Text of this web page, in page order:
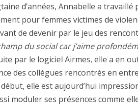
d’années, Annabelle a
pour femmes victimes de
de devenir par le jeu des
du social car j’aime
par le logiciel Airmes, elle a en
des collègues rencontrés en
elle est aujourd’hui
moduler ses présences comme